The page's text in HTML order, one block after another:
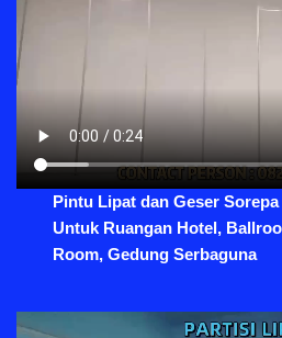
Pintu Lipat dan Geser
Untuk Ruangan Hotel,
Room, Gedung Serbaguna